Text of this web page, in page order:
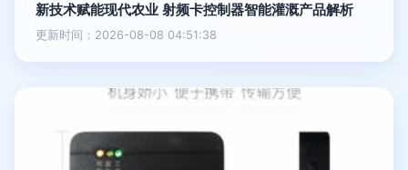
新技术赋能现代农业 射频卡控制器智能灌溉产品解析
更新时间：2026-08-08 04:51:38